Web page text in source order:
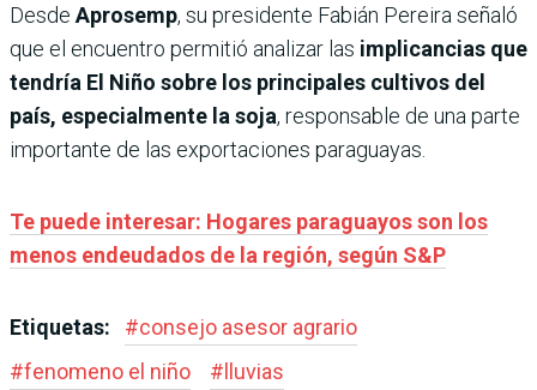
Desde Aprosemp, su presidente Fabián Pereira señaló
que el encuentro permitió analizar las implicancias que
tendría El Niño sobre los principales cultivos del
país, especialmente la soja, responsable de una parte
importante de las exportaciones paraguayas.
Te puede interesar: Hogares paraguayos son los
menos endeudados de la región, según S&P
Etiquetas: #consejo asesor agrario
#fenomeno el niño #lluvias